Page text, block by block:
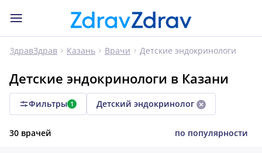
ЗдравЗдрав Казань Врачи Детские эндокринологи
Детские эндокринологи в Казани
Фильтры 1 Детский эндокринолог
30 врачей по популярности